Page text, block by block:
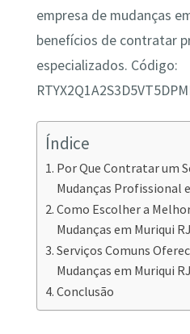
empresa de mudanças
benefícios de contratar
especializados. Código:
Índice
Por Que Contratar um
Mudanças Profissional
Como Escolher a
Mudanças em Muriqui
Serviços Comuns
Mudanças em Muriqui RJ
Conclusão